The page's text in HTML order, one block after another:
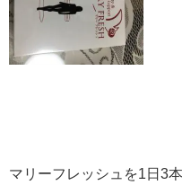
マリーフレッシュを1日3